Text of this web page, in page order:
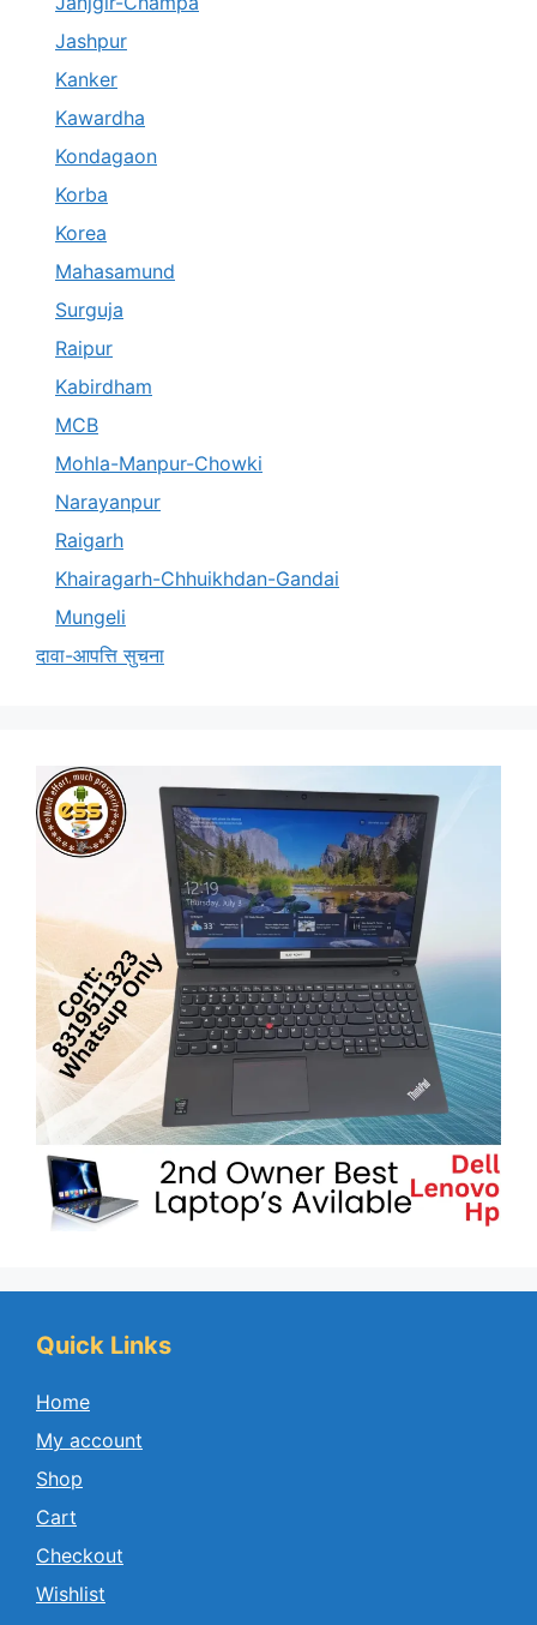
Jashpur
Kanker
Kawardha
Kondagaon
Korba
Korea
Mahasamund
Surguja
Raipur
Kabirdham
MCB
Mohla-Manpur-Chowki
Narayanpur
Raigarh
Khairagarh-Chhuikhdan-Gandai
Mungeli
दावा-आपत्ति सुचना
Quick Links
Home
My account
Shop
Cart
Checkout
Wishlist